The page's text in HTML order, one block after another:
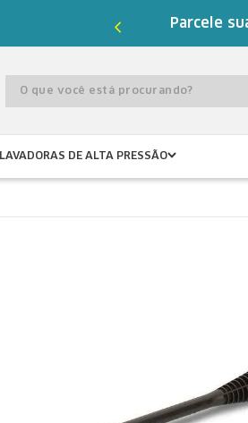
Parcele
O que você está procurando?
LAVADORAS DE ALTA PRESSÃO